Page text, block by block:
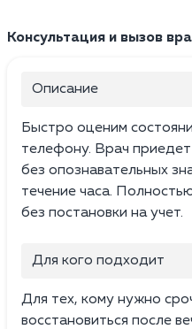
Консультация и вызов
Описание
Быстро оценим
телефону. Врач
без опознавательных
течение часа.
без постановки на учет.
Для кого подходит
Для тех, кому нужно
восстановиться после